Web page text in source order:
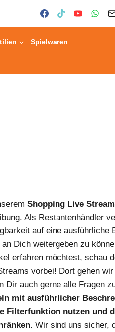
Spielwaren
Shopping Live Stream
Als Restantenhändler
auf eine ausführliche
Dich weitergeben zu
erfahren möchtest, schau
vorbei! Dort gehen
Dir auch gerne alle Fragen
mit ausführlicher
Filterfunktion nutzen und
. Wir sind uns sicher,